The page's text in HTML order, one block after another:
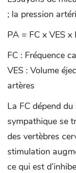
; la pression
PA = FC x VES x
FC : Fréquence
VES : Volume
artères
La FC dépend
sympathique se
des vertèbres
stimulation
ce qui est